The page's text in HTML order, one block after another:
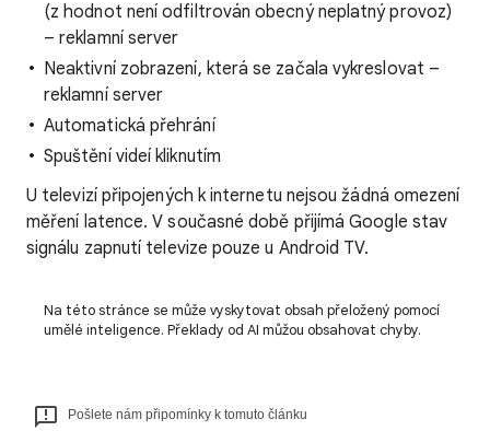
(z hodnot není odfiltrován obecný neplatný provoz)
– reklamní server
Neaktivní zobrazení, která se začala vykreslovat –
reklamní server
Automatická přehrání
Spuštění videí kliknutím
U televizí připojených k internetu nejsou žádná omezení
měření latence. V současné době přijímá Google stav
signálu zapnutí televize pouze u Android TV.
Na této stránce se může vyskytovat obsah přeložený pomocí
umělé inteligence. Překlady od AI můžou obsahovat chyby.
Pošlete nám připomínky k tomuto článku